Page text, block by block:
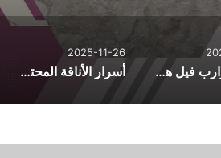
لماذا جوارب فيل هي الأكثر راحة؟ أسرار الجودة والتصنيع
2025-11-26
أسرار الأناقة المحتشمة: دليل تنسيق الأزياء اليومية من فساتين وأطقم وعبايات